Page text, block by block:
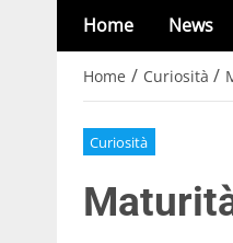
Home News
Home / Curiosità /
Curiosità